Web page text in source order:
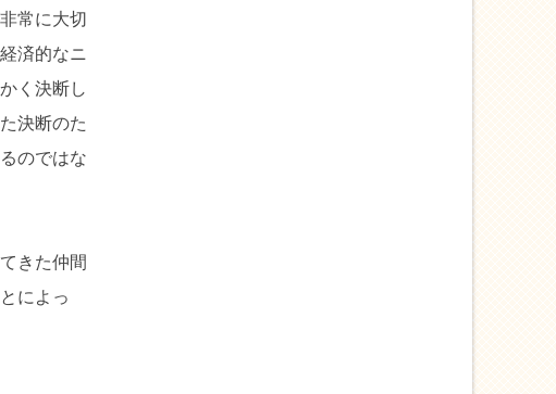
常に大切
済的なニ
く決断し
決断のた
のではな
きた仲間
によっ